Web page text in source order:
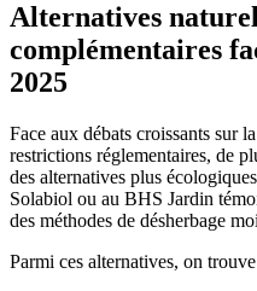
Alternatives
complémentaires
2025
Face aux débats croissants sur
restrictions réglementaires, de
des alternatives plus
Solabiol ou au BHS Jardin
des méthodes de désherbage
Parmi ces alternatives, on